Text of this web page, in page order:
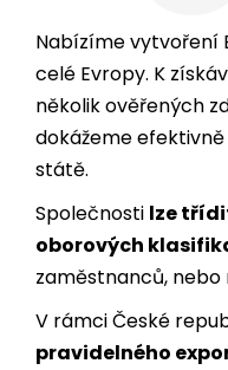
Nabízíme vytvoření
celé Evropy. K
několik ověřených
dokážeme
státě.
Společnosti lze
oborových
zaměstnanců,
V rámci České
pravidelného